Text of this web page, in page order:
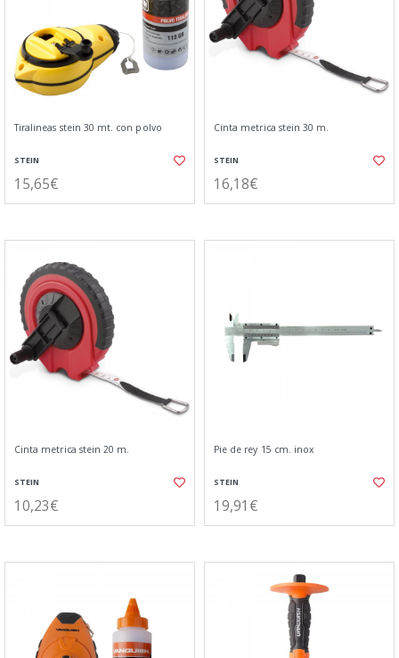
Tiralineas stein 30 mt. con polvo
STEIN
15,65€
Cinta metrica stein 30 m.
STEIN
16,18€
Cinta metrica stein 20 m.
STEIN
10,23€
Pie de rey 15 cm. inox
STEIN
19,91€